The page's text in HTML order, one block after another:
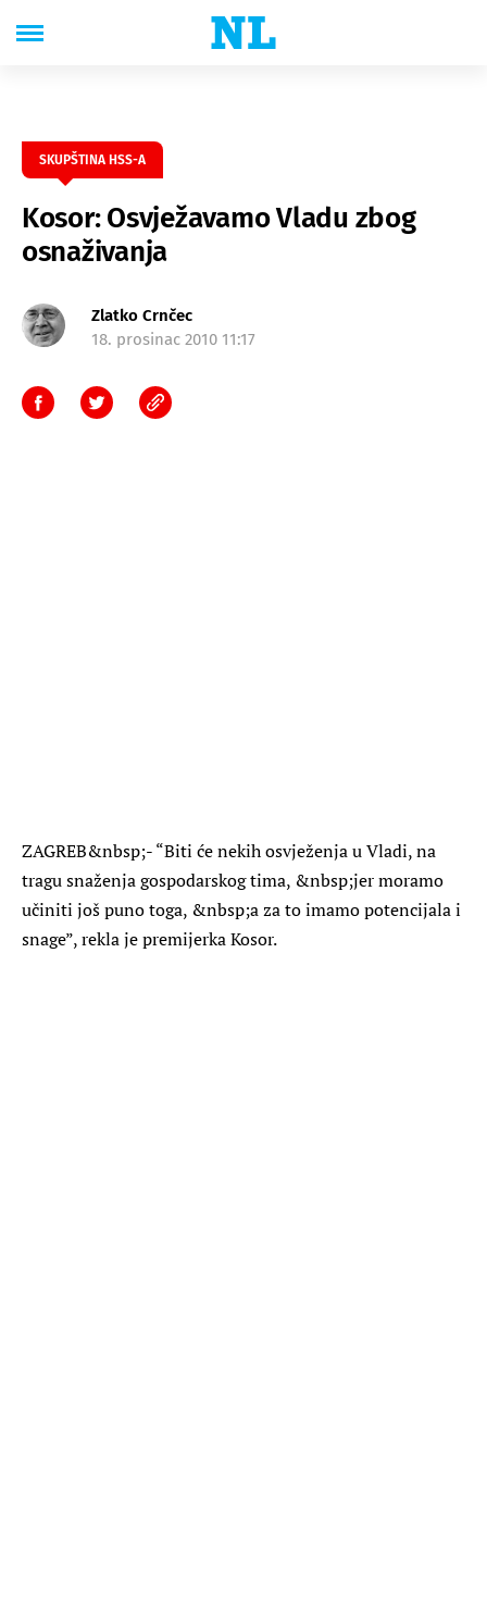
SKUPŠTINA HSS-A
Kosor: Osvježavamo Vladu zbog
osnaživanja
Zlatko Crnčec
18. prosinac 2010 11:17
ZAGREB&nbsp;- “Biti će nekih osvježenja u Vladi, na
tragu snaženja gospodarskog tima, &nbsp;jer moramo
učiniti još puno toga, &nbsp;a za to imamo potencijala i
snage”, rekla je premijerka Kosor.